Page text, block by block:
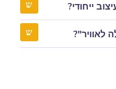
ייחודי?
לאוויר"?